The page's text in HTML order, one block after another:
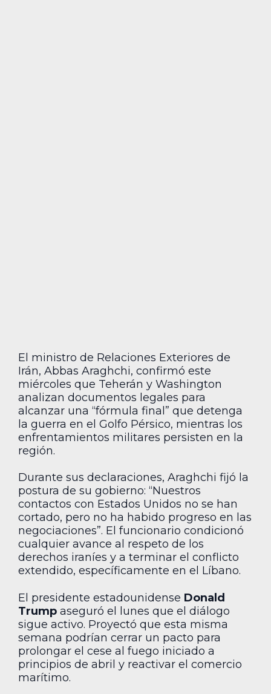
El ministro de Relaciones Exteriores de
Irán, Abbas Araghchi, confirmó este
miércoles que Teherán y Washington
analizan documentos legales para
alcanzar una “fórmula final” que detenga
la guerra en el Golfo Pérsico, mientras los
enfrentamientos militares persisten en la
región.
Durante sus declaraciones, Araghchi fijó la
postura de su gobierno: “Nuestros
contactos con Estados Unidos no se han
cortado, pero no ha habido progreso en las
negociaciones”. El funcionario condicionó
cualquier avance al respeto de los
derechos iraníes y a terminar el conflicto
extendido, específicamente en el Líbano.
El presidente estadounidense Donald
Trump aseguró el lunes que el diálogo
sigue activo. Proyectó que esta misma
semana podrían cerrar un pacto para
prolongar el cese al fuego iniciado a
principios de abril y reactivar el comercio
marítimo.